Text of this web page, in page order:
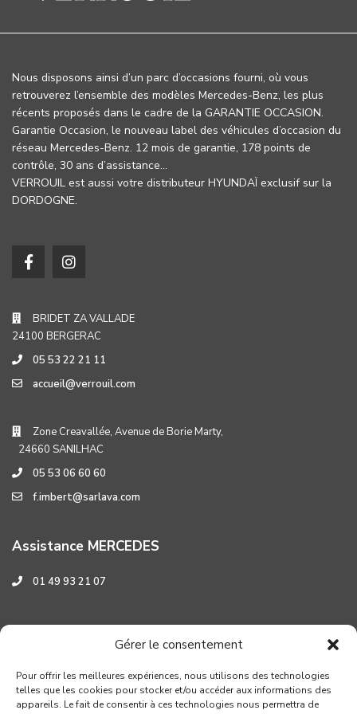
Gérer le consentement
Pour offrir les meilleures expériences, nous utilisons des technologies
telles que les cookies pour stocker et/ou accéder aux informations des
appareils. Le fait de consentir à ces technologies nous permettra de
Nous disposons ainsi d’un parc d’occasions fourni, où vous
retrouverez l’ensemble des modèles Mercedes-Benz, les plus
récents proposés dans le cadre de la GARANTIE OCCASION.
Garantie Occasion, le nouveau label des véhicules d’occasion du
réseau Mercedes-Benz. 12 mois de garantie, 178 points de
contrôle, 30 ans d’assistance…
VERROUIL est aussi votre distributeur HYUNDAÏ exclusif sur la
DORDOGNE.
BRIDET ZA VALLADE
24100 BERGERAC
05 53 22 21 11
accueil@verrouil.com
Zone Creavallée, Avenue de Borie Marty,
24660 SANILHAC
05 53 06 60 60
f.imbert@sarlava.com
Assistance MERCEDES
01 49 93 21 07
Assistance HYUNDAI